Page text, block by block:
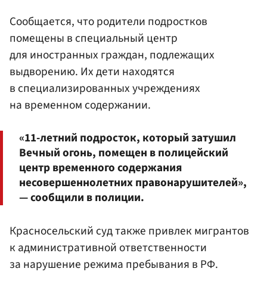
Сообщается, что родители подростков
помещены в специальный центр
для иностранных граждан, подлежащих
выдворению. Их дети находятся
в специализированных учреждениях
на временном содержании.
«11-летний подросток, который затушил
Вечный огонь, помещен в полицейский
центр временного содержания
несовершеннолетних правонарушителей»,
— сообщили в полиции.
Красносельский суд также привлек мигрантов
к административной ответственности
за нарушение режима пребывания в РФ.